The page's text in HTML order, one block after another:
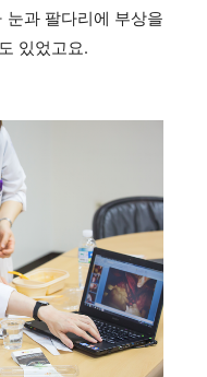
눈과 팔다리에 부상을
있었고요.